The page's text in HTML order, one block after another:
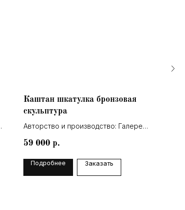
Каштан шкатулка бронзовая
скульптура
Авторство и производство: Галерея
59 000 р.
Подробнее Заказать